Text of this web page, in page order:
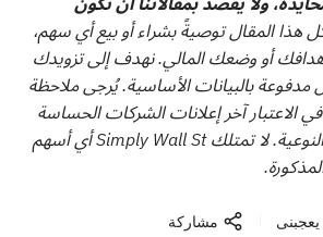
هذا المقال توصيةً بشراء أو بيع أي سهم،
أهدافك أو وضعك المالي. نهدف إلى تزويدك
مدفوعة بالبيانات الأساسية. يُرجى ملاحظة
في الاعتبار آخر إعلانات الشركات الحساسة
للسعر أو المعلومات النوعية. لا تمتلك Simply Wall St أي أسهم
يعجبنى مشاركة